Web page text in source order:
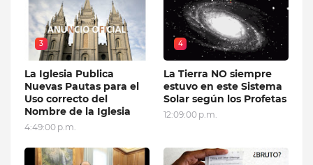
3
La Iglesia Publica
Nuevas Pautas para el
Uso correcto del
Nombre de la Iglesia
4:49:00 p.m.
4
La Tierra NO siempre
estuvo en este Sistema
Solar según los Profetas
12:09:00 p.m.